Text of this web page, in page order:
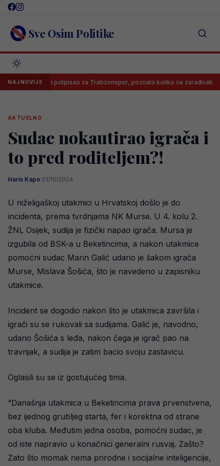
Skip
content Sve Osim Politike
NAJNOVIJE
Salah potpisao za Trabzonspor, poznato koliko će zarađivati
AKTUELNO
Sudac nokautirao igrača i
to pred roditeljem?!
Haris Kapo·01/10/2024
U niželigaškoj utakmici u Hrvatskoj došlo je do
incidenta, prema tvrdnjama NK Murse. U 4. kolu 2.
ŽNL Osijek, sudija je fizički napao igrača. Mursa je
izgubila od BSK-a u Beketincima, a nakon utakmice
pomoćni sudac Marin Galić udario je šakom igrača
Murse, Mislava Šošića, što je navedeno u zapisniku
utakmice.
Incident se dogodio nakon što je utakmica završila i
igrači su se rukovali sa sudijama. Galić je, navodno,
udario Šošića s leđa, nakon čega je igrač pao na
travnjak, a sudija je zatim bacio svoju zastavicu.
Oglasili su se iz gostujućeg tima.
“Današnja utakmica u Beketincima prava prvenstvena,
bez ijednog grubljeg starta, fer i korektna od strane
oba kluba. Međutim jedna osoba, pomoćni sudac, je
od iste napravio u konačnici generalni rusvaj. Zašto?
Zato što momak nema prirodne i socijalne inteligencije,